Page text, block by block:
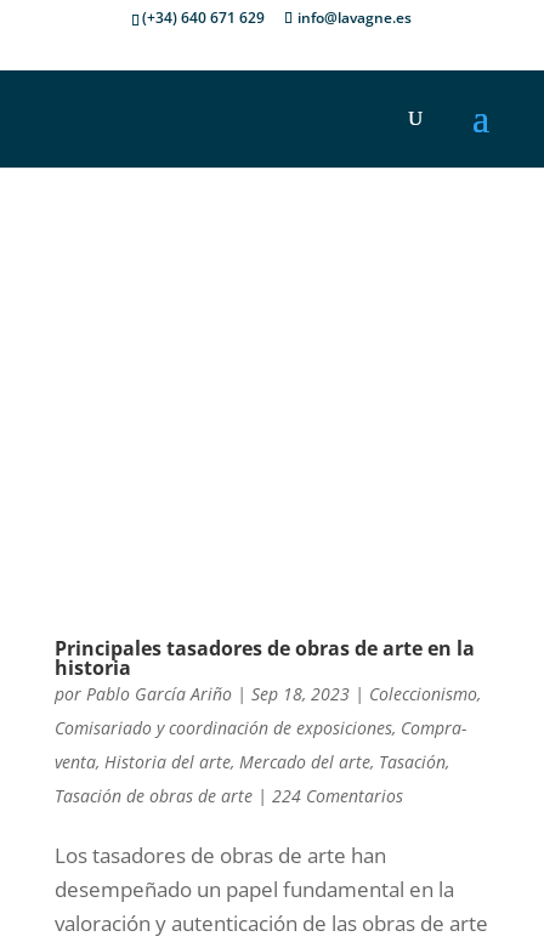
(+34) 640 671 629 info@lavagne.es
Principales tasadores de obras de arte en la
historia
por Pablo García Ariño| Sep 18, 2023| Coleccionismo,
Comisariado y coordinación de exposiciones, Compra-
venta, Historia del arte, Mercado del arte, Tasación,
Tasación de obras de arte| 224 Comentarios
Los tasadores de obras de arte han
desempeñado un papel fundamental en la
valoración y autenticación de las obras de arte